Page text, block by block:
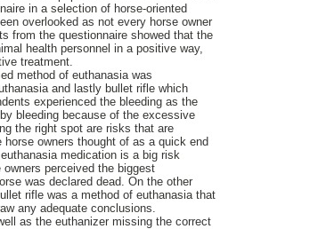
in a selection of horse-oriented
overlooked as not every horse owner
from the questionnaire showed that the
health personnel in a positive way,
treatment.
method of euthanasia was
and lastly bullet rifle which
experienced the bleeding as the
bleeding because of the excessive
the right spot are risks that are
owners thought of as a quick end
medication is a big risk
perceived the biggest
was declared dead. On the other
rifle was a method of euthanasia that
any adequate conclusions.
as the euthanizer missing the correct